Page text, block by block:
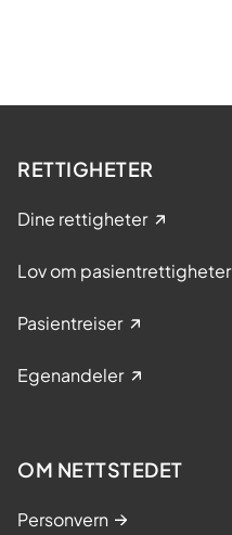
RETTIGHETER
Dine rettigheter
Lov om pasientrettigheter
Pasientreiser
Egenandeler
OM NETTSTEDET
Personvern